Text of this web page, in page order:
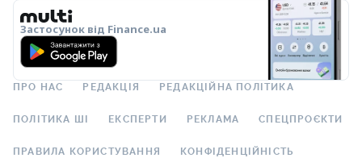
Застосунок від Finance.ua
ПРО НАС РЕДАКЦІЯ РЕДАКЦІЙНА ПОЛІТИКА
ПОЛІТИКА ШІ ЕКСПЕРТИ РЕКЛАМА СПЕЦПРОЄКТИ
ПРАВИЛА КОРИСТУВАННЯ КОНФІДЕНЦІЙНІСТЬ